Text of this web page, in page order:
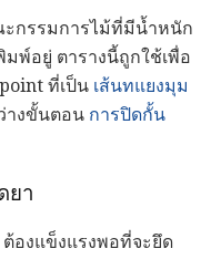
กรรมการไม้ที่มีน้ำหนัก
พ์อยู่ ตารางนี้ถูกใช้เพื่อ
ที่เป็น เส้นทแยงมุม
างขั้นตอน การปิดกั้น
ยา
องแข็งแรงพอที่จะยึด